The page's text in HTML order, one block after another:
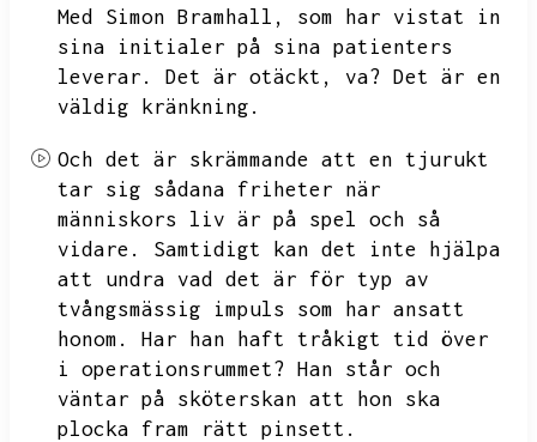
Med Simon Bramhall,
som har vistat in
sina initialer på sina patienters
leverar.
Det är otäckt, va? Det är en
väldig kränkning.
Och det är skrämmande att en tjurukt
tar sig sådana friheter när
människors liv är på spel och så
vidare.
Samtidigt kan det inte hjälpa
att undra vad det är för typ av
tvångsmässig impuls som har ansatt
honom.
Har han haft tråkigt tid över
i operationsrummet? Han står och
väntar på sköterskan att hon ska
plocka fram rätt pinsett.